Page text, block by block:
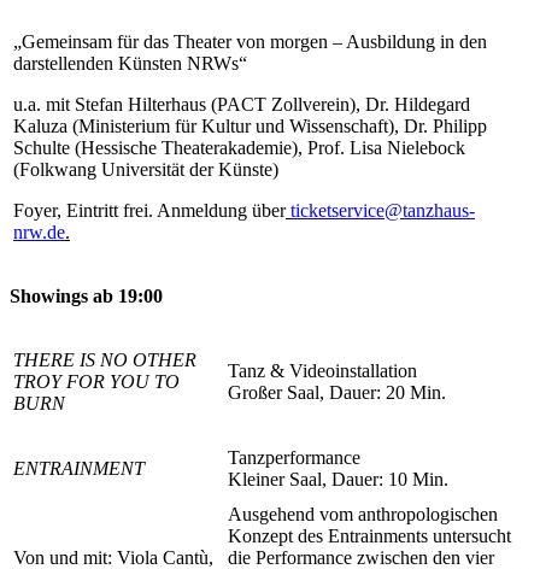
„Gemeinsam für das Theater von morgen – Ausbildung in den
darstellenden Künsten NRWs“
u.a. mit Stefan Hilterhaus (PACT Zollverein), Dr. Hildegard
Kaluza (Ministerium für Kultur und Wissenschaft), Dr. Philipp
Schulte (Hessische Theaterakademie), Prof. Lisa Nielebock
(Folkwang Universität der Künste)
Foyer, Eintritt frei. Anmeldung über ticketservice@tanzhaus-
nrw.de.
Showings ab 19:00
THERE IS NO OTHER
TROY FOR YOU TO
BURN
Tanz & Videoinstallation
Großer Saal, Dauer: 20 Min.
ENTRAINMENT
Tanzperformance
Kleiner Saal, Dauer: 10 Min.
Von und mit: Viola Cantù,
Ausgehend vom anthropologischen
Konzept des Entrainments untersucht
die Performance zwischen den vier